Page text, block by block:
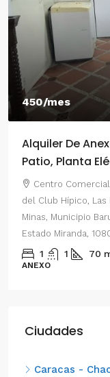
450/mes
Alquiler De
Patio, Planta
Centro Comercial
del Club Hípico, Las
Minas, Municipio
Estado Miranda,
1 1 70
ANEXO
Ciudades
Caracas -